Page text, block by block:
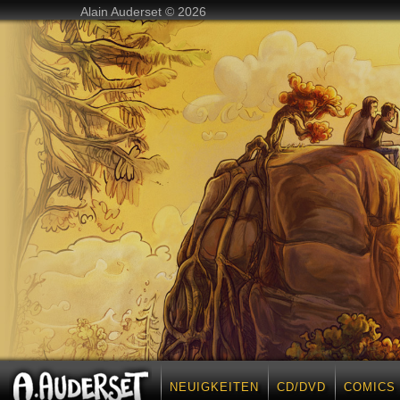
Alain Auderset © 2026
NEUIGKEITEN CD/DVD COMICS